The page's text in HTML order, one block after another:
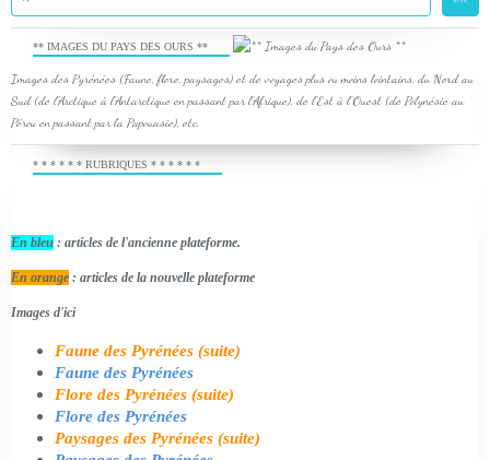
** IMAGES DU PAYS DES OURS **
Images des Pyrénées (Faune, flore, paysages) et de voyages plus ou moins lointains, du Nord au
Sud (de l'Arctique à l'Antarctique en passant par l'Afrique), de l'Est à l'Ouest (de Polynésie au
Pérou en passant par la Papouasie), etc.
* * * * * * RUBRIQUES * * * * * *
En bleu : articles de l'ancienne plateforme.
En orange : articles de la nouvelle plateforme
Images d'ici
Faune des Pyrénées (suite)
Faune des Pyrénées
Flore des Pyrénées (suite)
Flore des Pyrénées
Paysages des Pyrénées (suite)